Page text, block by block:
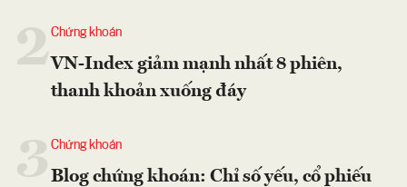
2Chứng khoán
VN-Index giảm mạnh nhất 8 phiên,
thanh khoản xuống đáy
Chứng khoán
Blog chứng khoán: Chỉ số yếu, cổ phiếu